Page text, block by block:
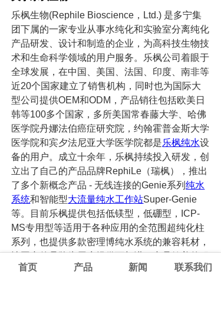
乐枫生物(Rephile Bioscience，Ltd.) 是多宁集
团下属的一家专业从事水纯化和实验室分离纯化
产品研发、设计和制造的企业，为高科技生物技
术和生命科学领域的用户服务。乐枫公司着眼于
全球发展，在中国、美国、法国、印度、南非等
近20个国家建立了销售机构，同时也为国际大
型公司提供OEM和ODM，产品销往包括欧美日
韩等100多个国家，多所美国常春藤大学、哈佛
医学院丹娜法伯癌症研究院，约翰霍普金斯大学
医学院和宾夕法尼亚大学医学院都是乐枫纯水设
备的用户。成立十余年，乐枫持续投入研发，创
立出了自己的产品品牌RephiLe（瑞枫），推出
了多个新概念产品 - 无线连接的Genie系列纯水
系统和智能型大流量纯水工作站Super-Genie
等。目前乐枫提供包括低镁型，低硼型，ICP-
MS专用型等适用于各种应用的全范围超纯化柱
系列，也提供多款密理博纯水系统的兼容耗材，
让国产的品牌为用户提供可与进口产品媲美的服
务。
首页 产品 新闻 联系我们